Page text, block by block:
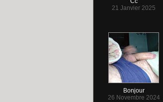
21 Janvier 2025
Bonjour
26 Novembre 2024